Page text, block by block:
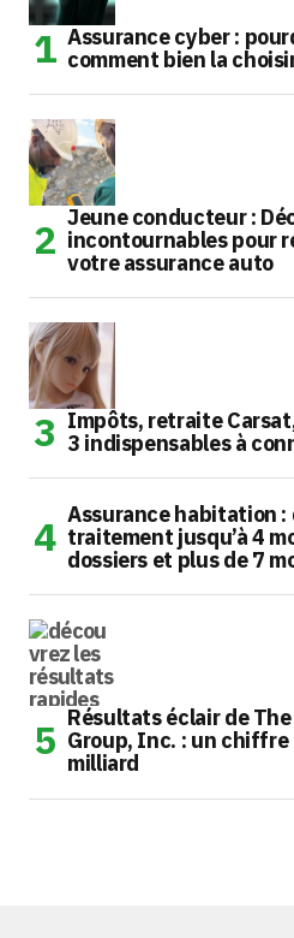
Assurance cyber :
comment bien la
Jeune conducteur :
incontournables pour
votre assurance auto
Impôts, retraite
3 indispensables à
Assurance habitation :
traitement jusqu’à 4
dossiers et plus de 7
Résultats éclair de
Group, Inc. : un
milliard